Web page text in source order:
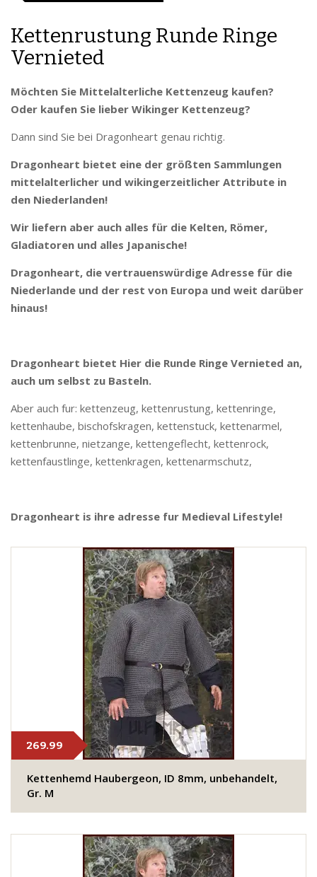
Kettenrustung Runde Ringe
Vernieted
Möchten Sie Mittelalterliche Kettenzeug kaufen?
Oder kaufen Sie lieber Wikinger Kettenzeug?
Dann sind Sie bei Dragonheart genau richtig.
Dragonheart bietet eine der größten Sammlungen
mittelalterlicher und wikingerzeitlicher Attribute in
den Niederlanden!
Wir liefern aber auch alles für die Kelten, Römer,
Gladiatoren und alles Japanische!
Dragonheart, die vertrauenswürdige Adresse für die
Niederlande und der rest von Europa und weit darüber
hinaus!
Dragonheart bietet Hier die Runde Ringe Vernieted an,
auch um selbst zu Basteln.
Aber auch fur: kettenzeug, kettenrustung, kettenringe,
kettenhaube, bischofskragen, kettenstuck, kettenarmel,
kettenbrunne, nietzange, kettengeflecht, kettenrock,
kettenfaustlinge, kettenkragen, kettenarmschutz,
Dragonheart is ihre adresse fur Medieval Lifestyle!
269.99
Kettenhemd Haubergeon, ID 8mm, unbehandelt,
Gr. M